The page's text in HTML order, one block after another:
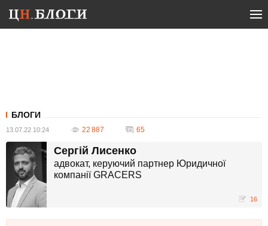
БЛОГИ
13.07.22 10:24 22 887 65
Сергій Лисенко
адвокат, керуючий партнер Юридичної
компанії GRACERS
16